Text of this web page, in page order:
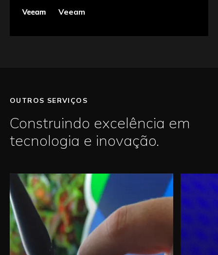
Veeam
OUTROS SERVIÇOS
Construindo excelência em
tecnologia e inovação.